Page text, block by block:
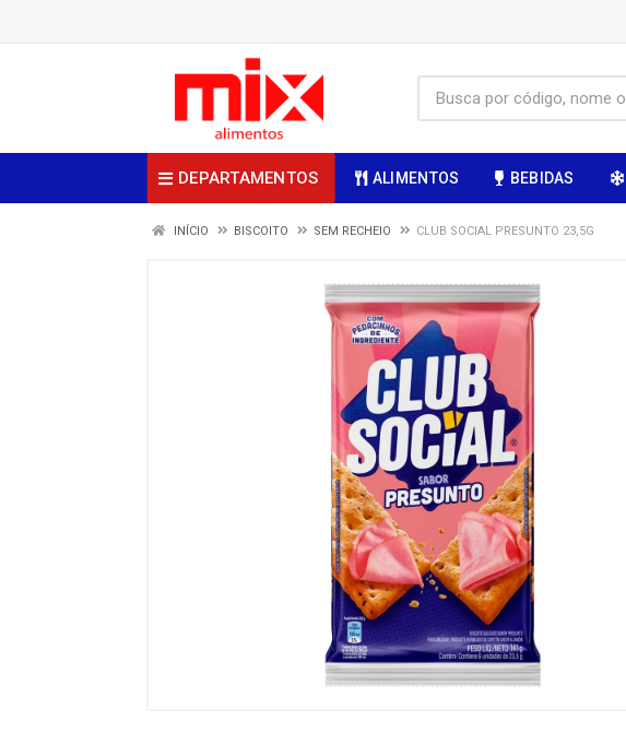
DEPARTAMENTOS ALIMENTOS BEBIDAS
INÍCIO BISCOITO SEM RECHEIO CLUB SOCIAL PRESUNTO 23,5G